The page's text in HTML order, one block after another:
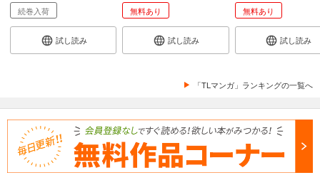
続巻入荷
試し読み
無料あり
試し読み
無料あり
試し読み
「TLマンガ」ランキングの一覧へ